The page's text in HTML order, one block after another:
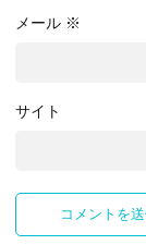
メール ※
サイト